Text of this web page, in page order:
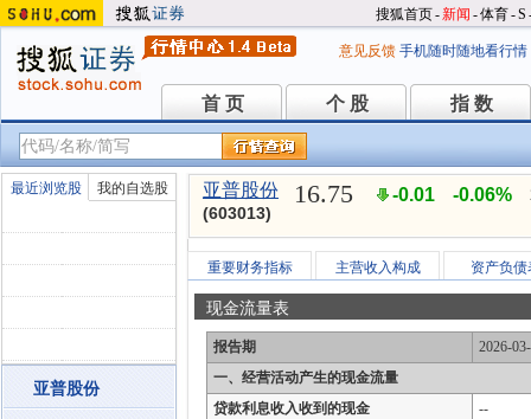
搜狐首页-新闻 -体育-S
意见反馈 手机随时随地看行情
首 页
首 页 个 股
个 股 指 数
指 数
最近浏览股 我的自选股
亚普股份
亚普股份
(603013)
16.75 -0.01 -0.06%
重要财务指标 主营收入构成 资产负债
现金流量表
报告期
2026-
一、经营活动产生的现金流量
贷款利息收入收到的现金
--